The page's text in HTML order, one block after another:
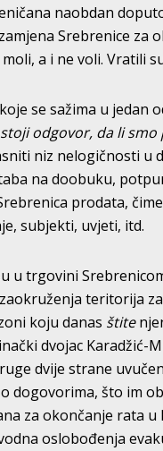
naobdan
Srebrenice za
a i ne voli. Vratili
se sažima u jedan
odgovor, da li smo
niz nelogičnosti
na doobuku,
prodata,
subjekti, uvjeti, itd.
u trgovini
teritorija
koju danas štite
dvojac Karadžić-
dvije strane
dogovorima, što im
za okončanje rata u
oslobođenja